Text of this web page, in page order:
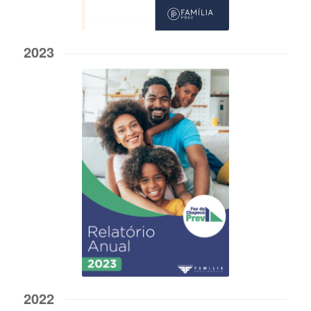
2023
2022